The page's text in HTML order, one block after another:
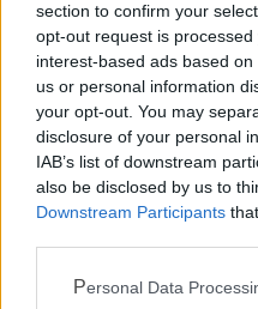
section to confirm your
opt-out request is
interest-based ads based
us or personal information
your opt-out. You may
disclosure of your personal
IAB’s list of downstream
also be disclosed by us to
Downstream Participants
Personal Data
Mondo CIA